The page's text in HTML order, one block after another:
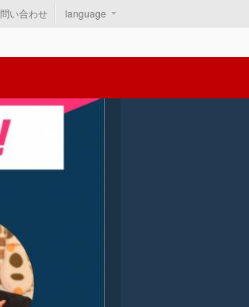
い合わせ language